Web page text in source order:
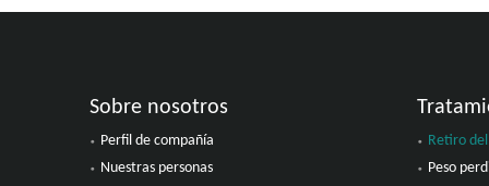
Sobre nosotros
Perfil de compañía
Nuestras personas
Retiro
Peso